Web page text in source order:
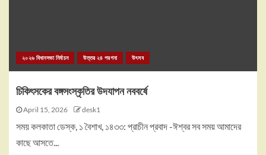
২০২৬ বিধানসভা নির্বাচন উত্তর ২৪ পরগনা উৎসব
চিকিৎসকের বঙ্গসংস্কৃতির উদযাপন নববর্ষে
April 15, 2026 desk1
সময় কলকাতা ডেস্ক, ১ বৈশাখ, ১৪৩৩: প্রাচীন প্রবাদ -ঈশ্বর সব সময় আমাদের
কাছে আসতে...